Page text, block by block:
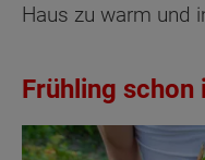
Haus zu warm und
Frühling schon